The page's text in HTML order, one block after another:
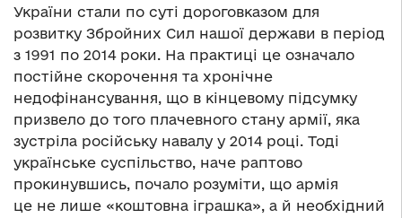
України стали по суті дороговказом для
розвитку Збройних Сил нашої держави в період
з 1991 по 2014 роки. На практиці це означало
постійне скорочення та хронічне
недофінансування, що в кінцевому підсумку
призвело до того плачевного стану армії, яка
зустріла російську навалу у 2014 році. Тоді
українське суспільство, наче раптово
прокинувшись, почало розуміти, що армія
це не лише «коштовна іграшка», а й необхідний